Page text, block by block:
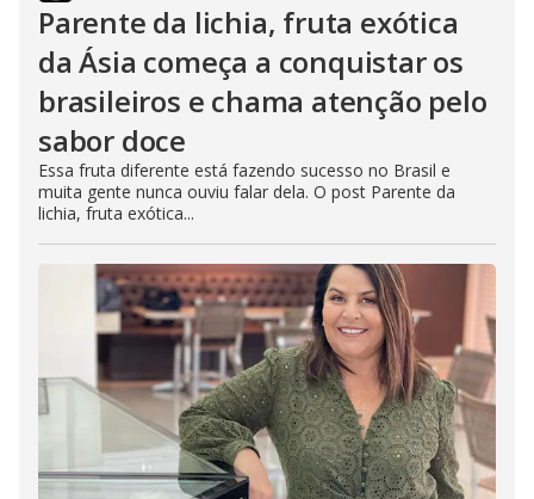
Parente da lichia, fruta exótica
da Ásia começa a conquistar os
brasileiros e chama atenção pelo
sabor doce
Essa fruta diferente está fazendo sucesso no Brasil e
muita gente nunca ouviu falar dela. O post Parente da
lichia, fruta exótica...